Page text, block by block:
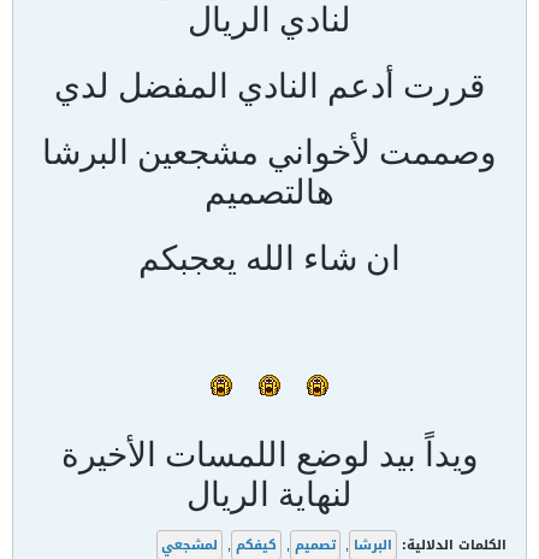
لنادي الريال
قررت أدعم النادي المفضل لدي
وصممت لأخواني مشجعين البرشا
هالتصميم
ان شاء الله يعجبكم
ويداً بيد لوضع اللمسات الأخيرة
لنهاية الريال
الكلمات الدلالية: البرشا , تصميم , كيفكم , لمشجعي